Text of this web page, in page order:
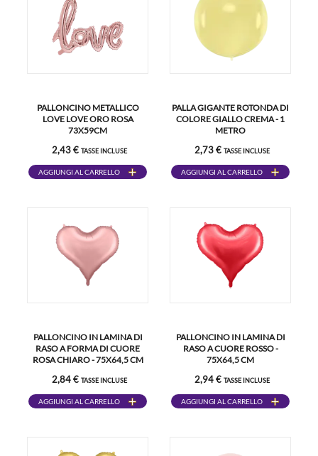
PALLONCINO METALLICO
LOVE LOVE ORO ROSA
73X59CM
2,43 € TASSE INCLUSE
AGGIUNGI AL CARRELLO
PALLA GIGANTE ROTONDA DI
COLORE GIALLO CREMA - 1
METRO
2,73 € TASSE INCLUSE
AGGIUNGI AL CARRELLO
PALLONCINO IN LAMINA DI
RASO A FORMA DI CUORE
ROSA CHIARO - 75X64,5 CM
2,84 € TASSE INCLUSE
AGGIUNGI AL CARRELLO
PALLONCINO IN LAMINA DI
RASO A CUORE ROSSO -
75X64,5 CM
2,94 € TASSE INCLUSE
AGGIUNGI AL CARRELLO